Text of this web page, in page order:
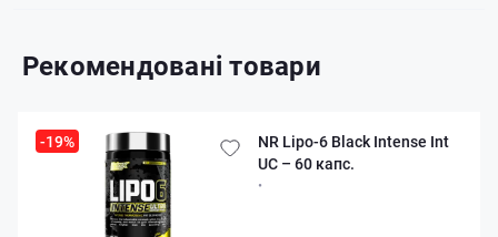
Рекомендовані товари
-19%
NR Lipo-6 Black Intense Int
UC – 60 капс.
•